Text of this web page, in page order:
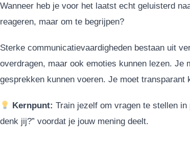
Wanneer heb je voor het laatst echt geluisterd
reageren, maar om te begrijpen?
Sterke communicatievaardigheden bestaan uit
overdragen, maar ook emoties kunnen lezen. Je
gesprekken kunnen voeren. Je moet
Kernpunt: Train jezelf om vragen te stellen in
denk jij?” voordat je jouw mening deelt.